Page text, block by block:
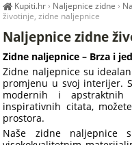
Kupiti.hr› Naljepnice zidne ›
životinje, zidne naljepnice
Naljepnice zidne
Zidne naljepnice – Brza i
Zidne naljepnice su
promjenu u svoj interijer.
modernih i
inspirativnih citata,
prostora.
Naše zidne naljepnice